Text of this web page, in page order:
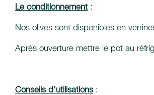
Le conditionnement:
Nos olives sont disponibles en
Après ouverture mettre le pot au
Conseils d'utilisations: